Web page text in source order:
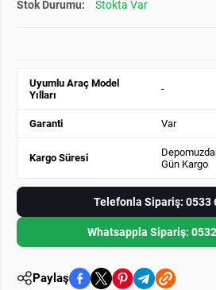
Stok Durumu: Stokta Var
Uyumlu Araç Model
Yılları
-
Garanti Var
Kargo Süresi
Gün Kargo
Telefonla Sipariş: 0533
Whatsappla Sipariş:
Paylaş